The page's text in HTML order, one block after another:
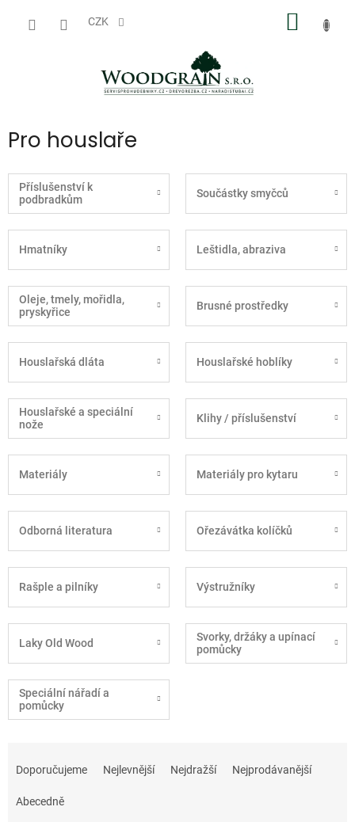
CZK
Pro houslaře
Příslušenství k
podbradkům
Součástky smyčců
Hmatníky Leštidla, abraziva
Oleje, tmely, mořidla,
pryskyřice
Brusné prostředky
Houslařská dláta Houslařské hoblíky
Houslařské a speciální
nože
Klihy / příslušenství
Materiály Materiály pro kytaru
Odborná literatura Ořezávátka kolíčků
Rašple a pilníky Výstružníky
Laky Old Wood
Svorky, držáky a upínací
pomůcky
Speciální nářadí a
pomůcky
a
e
Doporučujeme Nejlevnější Nejdražší Nejprodávanější
Abecedně